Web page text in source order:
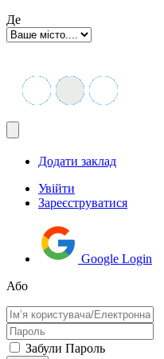
Де
Додати заклад
Увійти
Зареєструватися
Google Login
Або
Забули Пароль